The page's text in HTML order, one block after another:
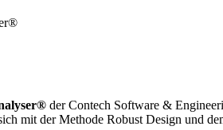
der Contech Software &
mit der Methode Robust Design und